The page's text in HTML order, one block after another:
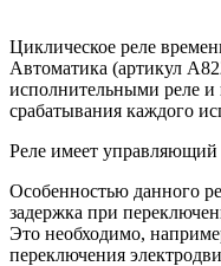
Циклическое реле
Автоматика (артикул
исполнительными реле и
срабатывания каждого
Реле имеет управляющий
Особенностью данного
задержка при
Это необходимо,
переключения